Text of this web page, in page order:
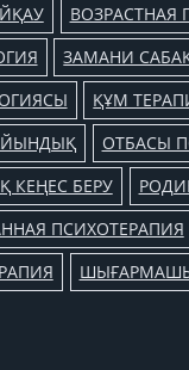
ВОЗРАСТНАЯ
ЗАМАНИ
ҚҰМ
ОТБАСЫ
КЕҢЕС БЕРУ
ПСИХОТЕРАПИЯ